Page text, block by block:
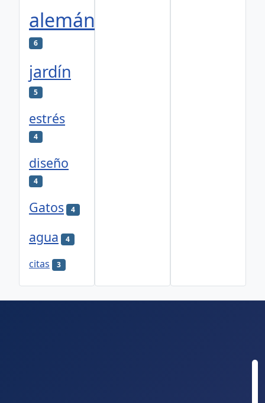
alemán
6
jardín
5
estrés
4
diseño
4
Gatos 4
agua 4
citas 3